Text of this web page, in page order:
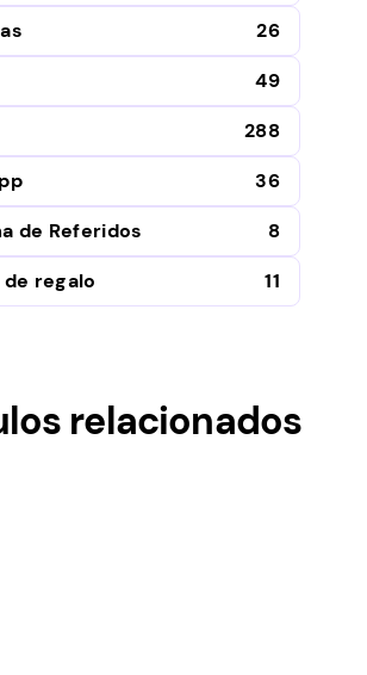
26
49
288
36
de Referidos
8
regalo
11
relacionados